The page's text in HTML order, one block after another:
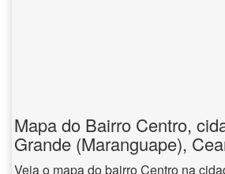
Mapa do Bairro Centro,
Grande (Maranguape),
Veja o mapa do bairro Centro na